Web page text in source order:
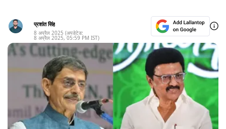
प्रशांत सिंह
8 अप्रैल 2025 (अपडेटेड:
8 अप्रैल 2025, 05:59 PM IST)